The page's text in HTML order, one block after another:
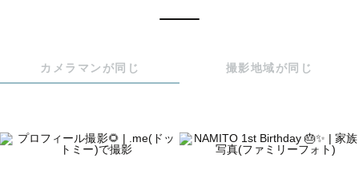
皆様の想いを、大切な１日をカタチにさせてください☺️
神奈川・東京を中心に活動しています。
カメラマンが同じ 撮影地域が同じ